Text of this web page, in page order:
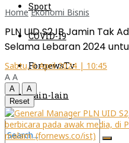
Sport
COVID-19
FornewsTv
Lain-lain
Home Ekonomi Bisnis
PLN UID S2JB Jamin Tak
Selama Lebaran 2024
Sabtu, 6 April 2024 | 10:45
A A
A
A
Reset